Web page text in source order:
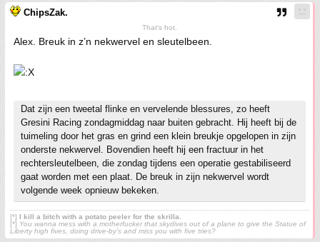
ChipsZak.
That's hot.
Alex. Breuk in z’n nekwervel en sleutelbeen.
Dat zijn een tweetal flinke en vervelende blessures, zo heeft
Gresini Racing zondagmiddag naar buiten gebracht. Hij heeft bij de
tuimeling door het gras en grind een klein breukje opgelopen in zijn
onderste nekwervel. Bovendien heeft hij een fractuur in het
rechtersleutelbeen, die zondag tijdens een operatie gestabiliseerd
gaat worden met een plaat. De breuk in zijn nekwervel wordt
volgende week opnieuw bekeken.
[*] I kill a bitch with a potato peeler for the skrilla.
[*] You wanna mess with a motherfucker that skydives out of a plane to give the Statue of
Liberty high fives, doing drive-by’s and miss you with five tries?